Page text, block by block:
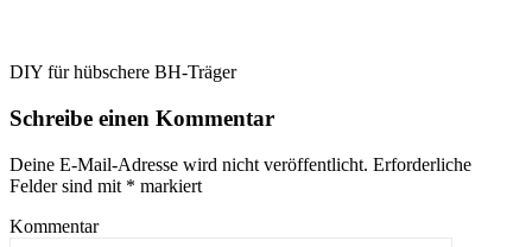
DIY für hübschere BH-Träger
Schreibe einen Kommentar
Deine E-Mail-Adresse wird nicht veröffentlicht. Erforderliche
Felder sind mit * markiert
Kommentar